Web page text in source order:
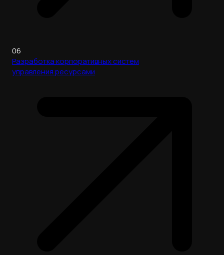
06
Разработка корпоративных систем
управления ресурсами